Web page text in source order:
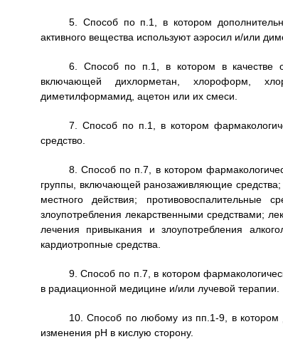
5. Способ по п.1, в котором
активного вещества используют аэросил и/или
6. Способ по п.1, в котором в качестве
включающей дихлорметан, хлороформ,
диметилформамид, ацетон или их смеси.
7. Способ по п.1, в котором
средство.
8. Способ по п.7, в котором
группы, включающей ранозаживляющие
местного действия; противовоспалительные
злоупотребления лекарственными средствами;
лечения привыкания и злоупотребления
кардиотропные средства.
9. Способ по п.7, в котором
в радиационной медицине и/или лучевой терапии.
10. Способ по любому из пп.1-9, в котором
изменения рН в кислую сторону.